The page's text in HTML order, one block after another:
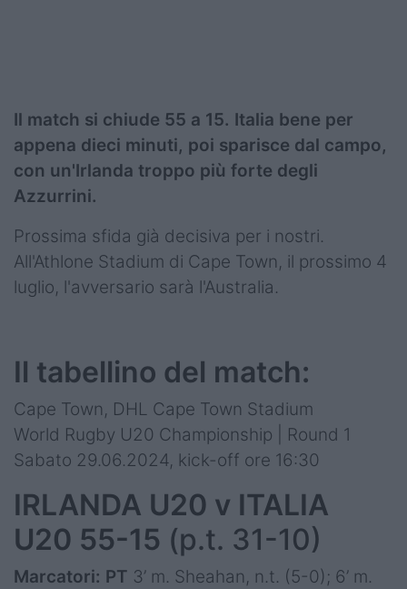
Il match si chiude 55 a 15. Italia bene per
appena dieci minuti, poi sparisce dal campo,
con un'Irlanda troppo più forte degli
Azzurrini.
Prossima sfida già decisiva per i nostri.
All'Athlone Stadium di Cape Town, il prossimo 4
luglio, l'avversario sarà l'Australia.
Il tabellino del match:
Cape Town, DHL Cape Town Stadium
World Rugby U20 Championship | Round 1
Sabato 29.06.2024, kick-off ore 16:30
IRLANDA U20 v ITALIA
U20 55-15 (p.t. 31-10)
Marcatori: PT 3’ m. Sheahan, n.t. (5-0); 6’ m.